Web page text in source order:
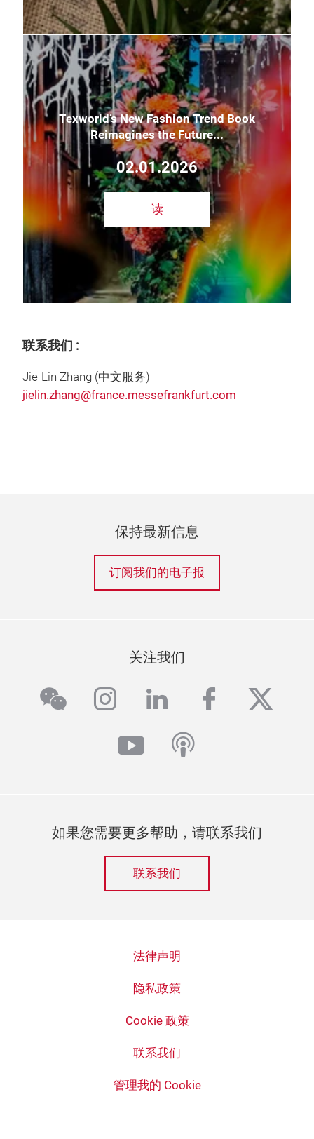
Texworld’s New Fashion Trend Book
Reimagines the Future...
02.01.2026
读
联系我们 :
Jie-Lin Zhang (中文服务)
jielin.zhang@france.messefrankfurt.com
保持最新信息
订阅我们的电子报
关注我们
wechatinstagram
linkedinfacebook
youtubepodcast
如果您需要更多帮助，请联系我们
联系我们
法律声明
隐私政策
Cookie 政策
联系我们
管理我的 Cookie